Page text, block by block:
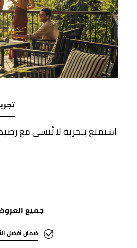
استمتع بتجربة لا تُنسى مع
جميع
ضمان أفضل